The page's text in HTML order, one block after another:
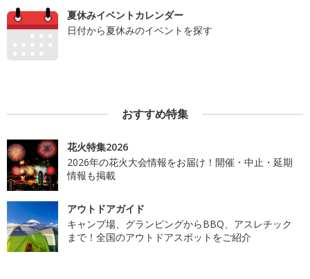
夏休みイベントカレンダー
日付から夏休みのイベントを探す
おすすめ特集
花火特集2026
2026年の花火大会情報をお届け！開催・中止・延期
情報も掲載
アウトドアガイド
キャンプ場、グランピングからBBQ、アスレチック
まで！全国のアウトドアスポットをご紹介